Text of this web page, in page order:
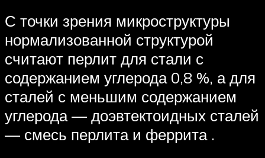
С точки зрения микроструктуры
нормализованной структурой
считают перлит для стали с
содержанием углерода 0,8 %, а для
сталей с меньшим содержанием
углерода — доэвтектоидных сталей
— смесь перлита и феррита .